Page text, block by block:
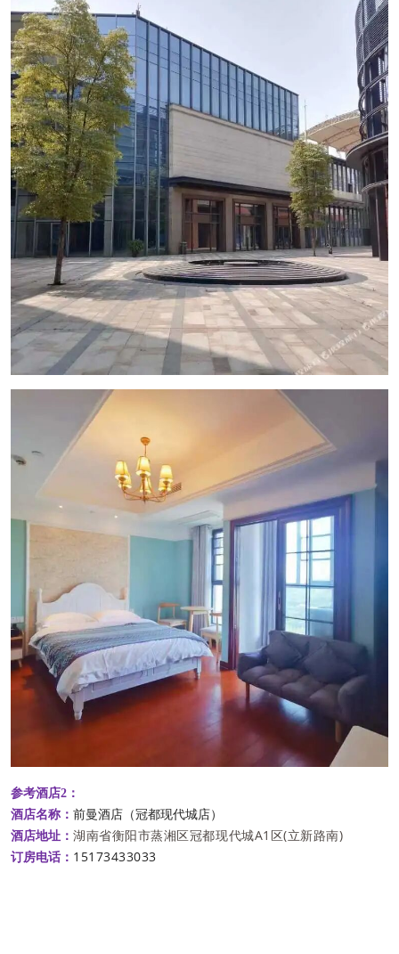
参考酒店2：
酒店名称： 前曼酒店（冠都现代城店）
酒店地址： 湖南省衡阳市蒸湘区冠都现代城A1区(立新路南)
订房电话： 15173433033